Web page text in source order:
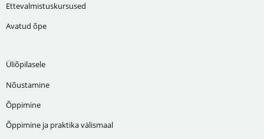
Ettevalmistuskursused
Avatud õpe
Üliõpilasele
Nõustamine
Õppimine
Õppimine ja praktika välismaal